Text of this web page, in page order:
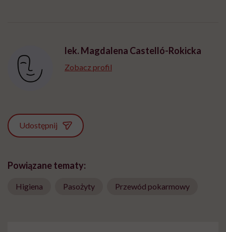
lek. Magdalena Castelló-Rokicka
Zobacz profil
Udostępnij
Powiązane tematy:
Higiena Pasożyty Przewód pokarmowy